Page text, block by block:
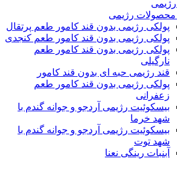
رژیمی
پولکی رژیمی بدون قند کامور طعم پرتقال
پولکی رژیمی بدون قند کامور طعم کنجدی
پولکی رژیمی بدون قند کامور طعم
نارگیلی
قند رژیمی حبه ای بدون قند کامور
پولکی رژیمی بدون قند کامور طعم
زعفرانی
بيسکوئيت رژیمی آردجو و جوانه گندم با
شهد خرما
بيسکوئيت رژیمی آردجو و جوانه گندم با
شهد توت
آبنبات رینگی نعنا